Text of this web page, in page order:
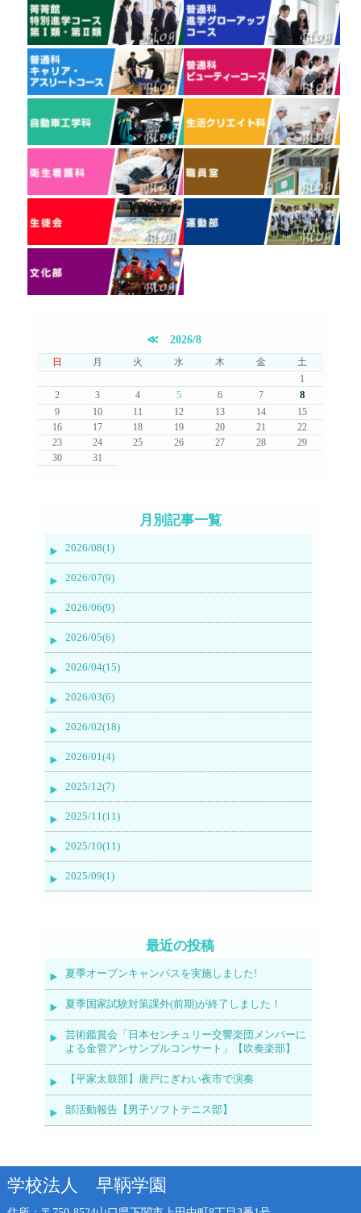
≪ 2026/8
日 月 火 水 木 金
土
1
2
3 4 5 6 7 8
9 10 11 12 13 14
15
16
17 18 19 20 21
22
23
24 25 26 27 28
29
30
31
月別記事一覧
2026/08(1)
2026/07(9)
2026/06(9)
2026/05(6)
2026/04(15)
2026/03(6)
2026/02(18)
2026/01(4)
2025/12(7)
2025/11(11)
2025/10(11)
2025/09(1)
最近の投稿
夏季オープンキャンパスを実施しました!
夏季国家試験対策課外(前期)が終了しました！
芸術鑑賞会「日本センチュリー交響楽団メンバーに
よる金管アンサンブルコンサート」【吹奏楽部】
【平家太鼓部】唐戸にぎわい夜市で演奏
部活動報告【男子ソフトテニス部】
学校法人 早鞆学園